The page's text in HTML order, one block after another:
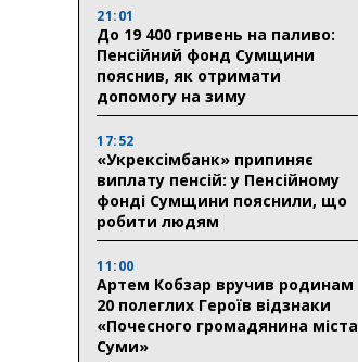
21:01
До 19 400 гривень на паливо:
Пенсійний фонд Сумщини
пояснив, як отримати
допомогу на зиму
17:52
«Укрексімбанк» припиняє
виплату пенсій: у Пенсійному
фонді Сумщини пояснили, що
робити людям
11:00
Артем Кобзар вручив родинам
20 полеглих Героїв відзнаки
«Почесного громадянина міста
Суми»